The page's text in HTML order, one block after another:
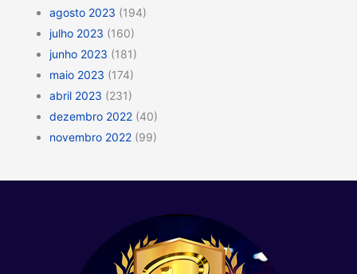
agosto 2023 (194)
julho 2023 (160)
junho 2023 (181)
maio 2023 (174)
abril 2023 (231)
dezembro 2022 (40)
novembro 2022 (99)